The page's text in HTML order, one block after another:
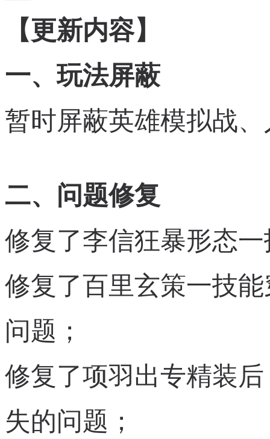
【更新内容】
一、玩法屏蔽
暂时屏蔽英雄模拟战
二、问题修复
修复了李信狂暴形态
修复了百里玄策一技
问题；
修复了项羽出专精装
失的问题；